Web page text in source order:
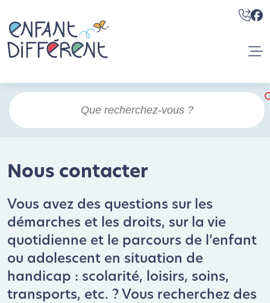
Nous contacter
Vous avez des questions sur les
démarches et les droits, sur la vie
quotidienne et le parcours de l’enfant
ou adolescent en situation de
handicap : scolarité, loisirs, soins,
transports, etc. ? Vous recherchez des